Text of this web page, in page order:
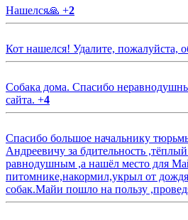
Нашелся🙏 +2
Кот нашелся! Удалите, пожалуйста,
Собака дома. Спасибо
сайта. +4
Спасибо большое начальнику
Андреевичу за бдительность
равнодушным ,а нашёл место для
питомнике,накормил,укрыл от
собак.Майи пошло на пользу